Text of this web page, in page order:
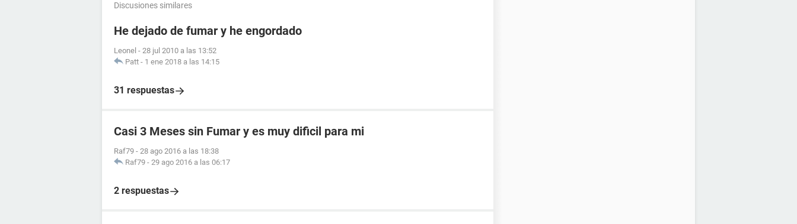
Discusiones similares
He dejado de fumar y he engordado
Leonel - 28 jul 2010 a las 13:52
Patt - 1 ene 2018 a las 14:15
31 respuestas
Casi 3 Meses sin Fumar y es muy dificil para mi
Raf79 - 28 ago 2016 a las 18:38
Raf79 - 29 ago 2016 a las 06:17
2 respuestas